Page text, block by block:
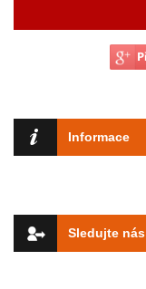
Informace
Sledujte nás